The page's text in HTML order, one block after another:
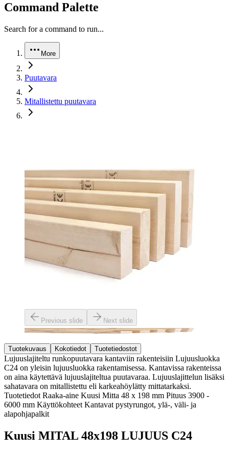
Command Palette
Search for a command to run...
More
Puutavara
Mitallistettu puutavara
Previous slide Next slide
Tuotekuvaus Kokotiedot Tuotetiedostot
Lujuuslajiteltu runkopuutavara kantaviin rakenteisiin Lujuusluokka
C24 on yleisin lujuusluokka rakentamisessa. Kantavissa rakenteissa
on aina käytettävä lujuuslajiteltua puutavaraa. Lujuuslajittelun lisäksi
sahatavara on mitallistettu eli karkeahöylätty mittatarkaksi.
Tuotetiedot Raaka-aine Kuusi Mitta 48 x 198 mm Pituus 3900 -
6000 mm Käyttökohteet Kantavat pystyrungot, ylä-, väli- ja
alapohjapalkit
Kuusi MITAL 48x198 LUJUUS C24